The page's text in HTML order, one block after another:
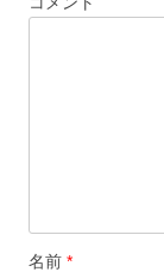
ョ
名前 *